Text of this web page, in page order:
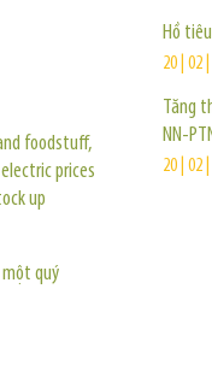
foodstuff,
prices
up
quý
Hồ tiêu
20 | 02
Tăng
NN-
20 | 02